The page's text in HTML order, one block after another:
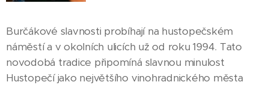
Burčákové slavnosti probíhají na hustopečském
náměstí a v okolních ulicích už od roku 1994. Tato
novodobá tradice připomíná slavnou minulost
Hustopečí jako největšího vinohradnického města